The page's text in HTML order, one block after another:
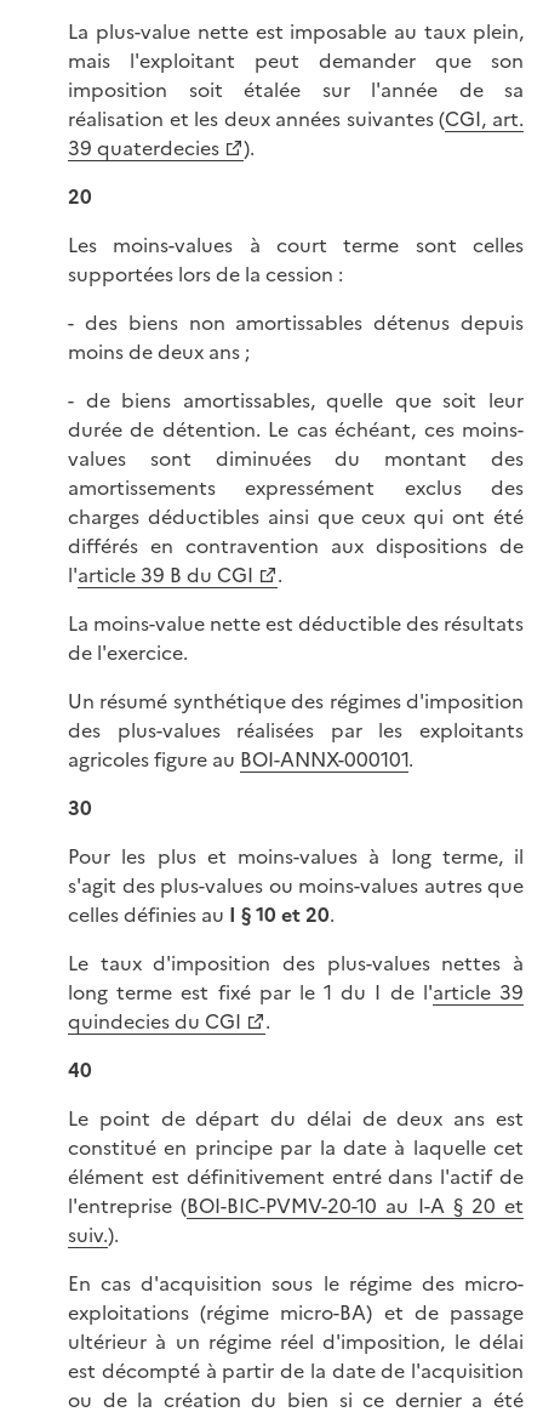
La plus-value nette est imposable au taux plein,
mais l'exploitant peut demander que son
imposition soit étalée sur l'année de sa
réalisation et les deux années suivantes (CGI, art.
39 quaterdecies
).
20
Les moins-values à court terme sont celles
supportées lors de la cession :
- des biens non amortissables détenus depuis
moins de deux ans ;
- de biens amortissables, quelle que soit leur
durée de détention. Le cas échéant, ces moins-
values sont diminuées du montant des
amortissements expressément exclus des
charges déductibles ainsi que ceux qui ont été
différés en contravention aux dispositions de
l'article 39 B du CGI
.
La moins-value nette est déductible des résultats
de l'exercice.
Un résumé synthétique des régimes d'imposition
des plus-values réalisées par les exploitants
agricoles figure au BOI-ANNX-000101.
30
Pour les plus et moins-values à long terme, il
s'agit des plus-values ou moins-values autres que
celles définies au I § 10 et 20.
Le taux d'imposition des plus-values nettes à
long terme est fixé par le 1 du I de l'article 39
quindecies du CGI
.
40
Le point de départ du délai de deux ans est
constitué en principe par la date à laquelle cet
élément est définitivement entré dans l'actif de
l'entreprise (BOI-BIC-PVMV-20-10 au I-A § 20 et
suiv.).
En cas d'acquisition sous le régime des micro-
exploitations (régime micro-BA) et de passage
ultérieur à un régime réel d'imposition, le délai
est décompté à partir de la date de l'acquisition
ou de la création du bien si ce dernier a été